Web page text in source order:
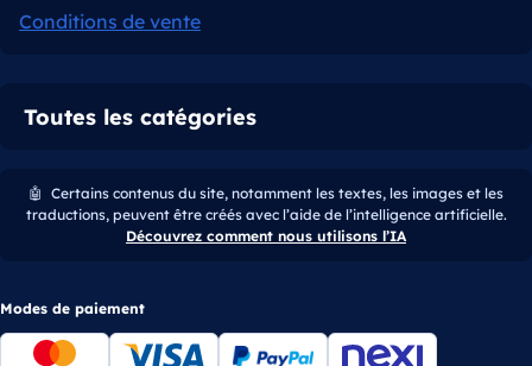
Conditions de vente
Toutes les catégories
🤖 Certains contenus du site, notamment les textes, les images et les
traductions, peuvent être créés avec l’aide de l’intelligence artificielle.
Découvrez comment nous utilisons l’IA
Modes de paiement